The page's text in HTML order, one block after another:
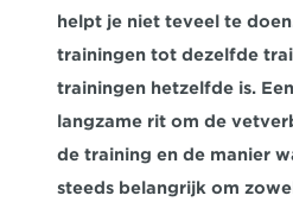
helpt je niet teveel te
trainingen tot dezelfde
trainingen hetzelfde is.
langzame rit om de
de training en de manier
steeds belangrijk om